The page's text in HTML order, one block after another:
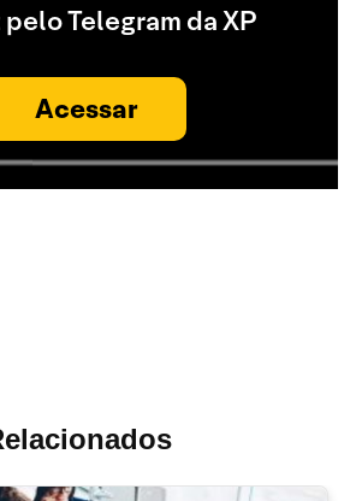
Telegram da XP
Acessar